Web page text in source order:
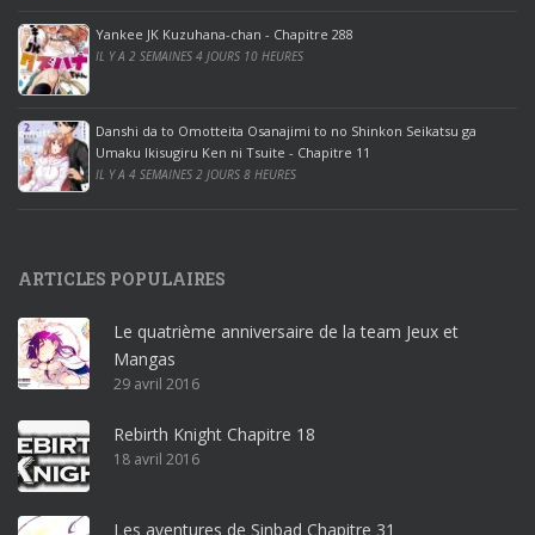
o
ff
i
c
e
2
0
1
r
o
ff
i
c
e
3
Yankee JK Kuzuhana-chan - Chapitre 288
IL Y A 2 SEMAINES 4 JOURS 10 HEURES
Danshi da to Omotteita Osanajimi to no Shinkon Seikatsu ga
Umaku Ikisugiru Ken ni Tsuite - Chapitre 11
IL Y A 4 SEMAINES 2 JOURS 8 HEURES
ARTICLES POPULAIRES
Le quatrième anniversaire de la team Jeux et
Mangas
29 avril 2016
Rebirth Knight Chapitre 18
18 avril 2016
Les aventures de Sinbad Chapitre 31